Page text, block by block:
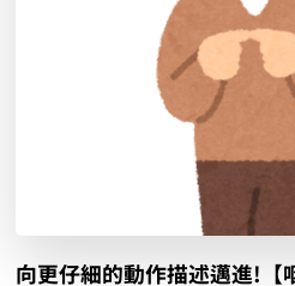
向更仔細的動作描述邁進!【